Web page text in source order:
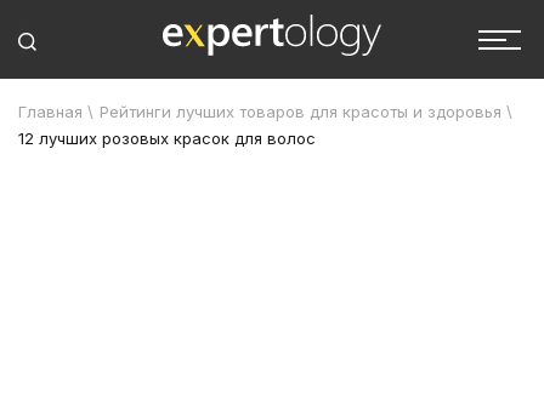
Главная \ Рейтинги лучших товаров для красоты и здоровья \
12 лучших розовых красок для волос